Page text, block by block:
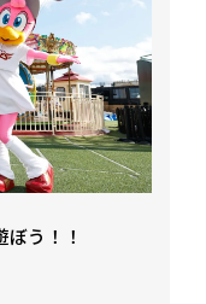
う！！